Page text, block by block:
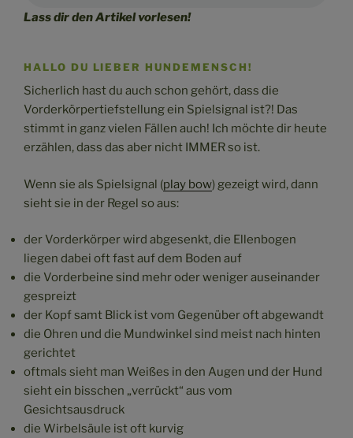
Lass dir den Artikel vorlesen!
HALLO DU LIEBER HUNDEMENSCH!
Sicherlich hast du auch schon gehört, dass die
Vorderkörpertiefstellung ein Spielsignal ist?! Das
stimmt in ganz vielen Fällen auch! Ich möchte dir heute
erzählen, dass das aber nicht IMMER so ist.
Wenn sie als Spielsignal (play bow) gezeigt wird, dann
sieht sie in der Regel so aus:
der Vorderkörper wird abgesenkt, die Ellenbogen
liegen dabei oft fast auf dem Boden auf
die Vorderbeine sind mehr oder weniger auseinander
gespreizt
der Kopf samt Blick ist vom Gegenüber oft abgewandt
die Ohren und die Mundwinkel sind meist nach hinten
gerichtet
oftmals sieht man Weißes in den Augen und der Hund
sieht ein bisschen „verrückt“ aus vom
Gesichtsausdruck
die Wirbelsäule ist oft kurvig